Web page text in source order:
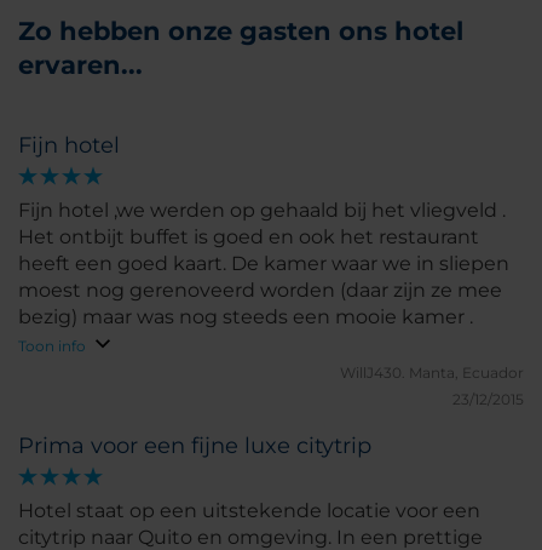
Zo hebben onze gasten ons hotel
ervaren...
Fijn hotel
Fijn hotel ,we werden op gehaald bij het vliegveld .
Het ontbijt buffet is goed en ook het restaurant
heeft een goed kaart. De kamer waar we in sliepen
moest nog gerenoveerd worden (daar zijn ze mee
bezig) maar was nog steeds een mooie kamer .
Toon info
WillJ430. Manta, Ecuador
23/12/2015
Prima voor een fijne luxe citytrip
Hotel staat op een uitstekende locatie voor een
citytrip naar Quito en omgeving. In een prettige